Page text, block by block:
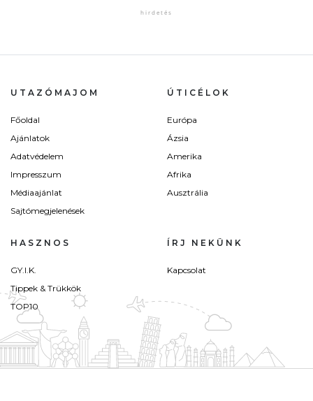
UTAZÓMAJOM
Főoldal
Ajánlatok
Adatvédelem
Impresszum
Médiaajánlat
Sajtómegjelenések
ÚTICÉLOK
Európa
Ázsia
Amerika
Afrika
Ausztrália
HASZNOS
GY.I.K.
Tippek & Trükkök
TOP10
ÍRJ NEKÜNK
Kapcsolat